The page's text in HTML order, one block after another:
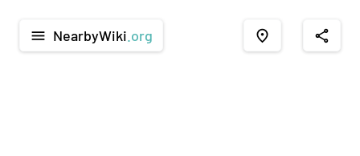
menu NearbyWiki .org place share